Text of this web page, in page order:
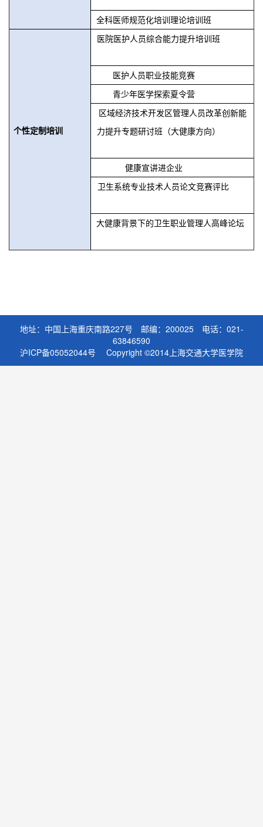
全科医师规范化培训理论培训班
个性定制培训
医院医护人员综合能力提升培训班
医护人员职业技能竞赛
青少年医学探索夏令营
区域经济技术开发区管理人员改革创新能
力提升专题研讨班（大健康方向）
健康宣讲进企业
卫生系统专业技术人员论文竞赛评比
大健康背景下的卫生职业管理人高峰论坛
地址：中国上海重庆南路227号 邮编：200025 电话：021-
63846590
沪ICP备05052044号 Copyright ©2014上海交通大学医学院